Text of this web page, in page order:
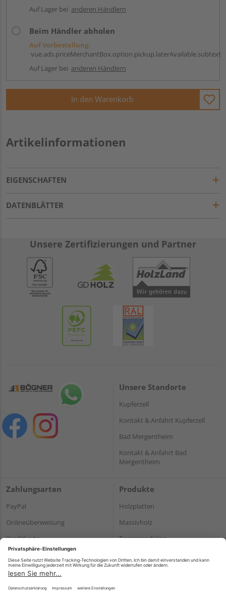
Auf Lager bei anderen Händlern
Beim Händler abholen
Auf Vorbestellung:
vue.ads.priceMerchantBox.option.pickup.laterAvailable.subtext
Auf Lager bei anderen Händlern
In den Warenkorb
Artikelinformationen
EIGENSCHAFTEN
DATENBLÄTTER
Unsere Zertifizierungen und Partner
Unsere Standorte
Kupferzell
Kontakt & Anfahrt Kupferzell
Bad Mergentheim
Kontakt & Anfahrt Bad
Mergentheim
Zahlungsarten
PayPal
Onlineüberweisung
Kreditkarte
Rechnung*
*Bonität vorausgesetzt
Produkte
Holzplatten
Massivholz
Terrassendielen